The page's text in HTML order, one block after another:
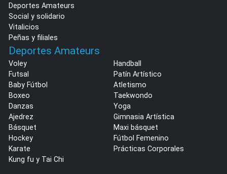
Deportes Amateurs
Social y solidario
Vitalicios
Peñas y filiales
Deportes Amateurs
Voley
Handball
Futsal
Patín Artístico
Baby Fútbol
Atletismo
Boxeo
Taekwondo
Danzas
Yoga
Ajedrez
Gimnasia Artística
Básquet
Maxi básquet
Hockey
Fútbol Femenino
Karate
Prácticas Corporales
Kung fu y Tai Chi